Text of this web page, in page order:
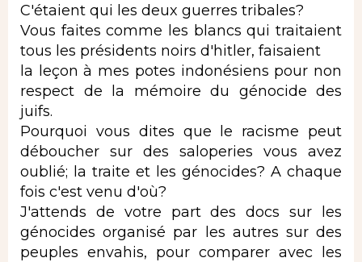
C'étaient qui les deux guerres tribales?
Vous faites comme les blancs qui traitaient
tous les présidents noirs d'hitler, faisaient
la leçon à mes potes indonésiens pour non
respect de la mémoire du génocide des
juifs.
Pourquoi vous dites que le racisme peut
déboucher sur des saloperies vous avez
oublié; la traite et les génocides? A chaque
fois c'est venu d'où?
J'attends de votre part des docs sur les
génocides organisé par les autres sur des
peuples envahis, pour comparer avec les